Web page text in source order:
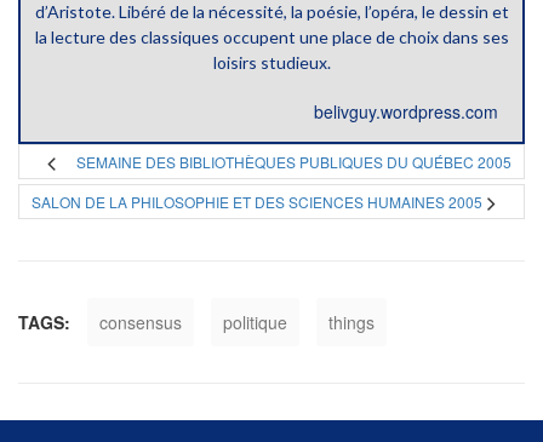
d’Aristote. Libéré de la nécessité, la poésie, l’opéra, le dessin et
la lecture des classiques occupent une place de choix dans ses
loisirs studieux.
belivguy.wordpress.com
SEMAINE DES BIBLIOTHÈQUES PUBLIQUES DU QUÉBEC 2005
SALON DE LA PHILOSOPHIE ET DES SCIENCES HUMAINES 2005
TAGS: consensus politique things